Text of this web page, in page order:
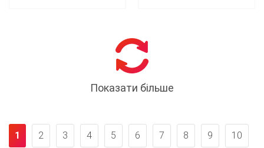
Показати більше
1 2 3 4 5 6 7 8 9 10